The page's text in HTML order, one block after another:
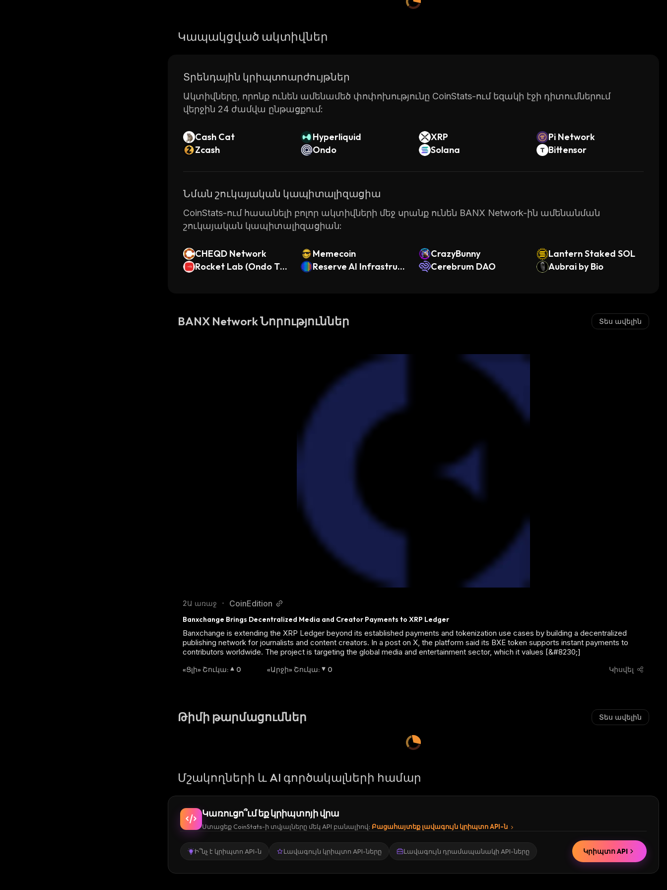
Կապակցված ակտիվներ
Տրենդային կրիպտոարժույթներ
Ակտիվները, որոնք ունեն ամենամեծ փոփոխությունը CoinStats-ում եզակի էջի դիտումներում
վերջին 24 ժամվա ընթացքում:
Cash Cat Hyperliquid XRP
Pi Network
Zcash
Ondo Solana Bittensor
Նման շուկայական կապիտալիզացիա
CoinStats-ում հասանելի բոլոր ակտիվների մեջ սրանք ունեն BANX Network-ին ամենանման
շուկայական կապիտալիզացիան:
CHEQD Network Memecoin CrazyBunny
Lantern Staked SOL
Rocket Lab (Ondo Tok
Reserve AI Infrastruct
Cerebrum DAO Aubrai by Bio
BANX Network Նորություններ Տես ավելին
2Ա առաջ • CoinEdition
Banxchange Brings Decentralized Media and Creator Payments to XRP Ledger
Banxchange is extending the XRP Ledger beyond its established payments and tokenization use cases by building a decentralized
publishing network for journalists and content creators. In a post on X, the platform said its BXE token supports instant payments to
contributors worldwide. The project is targeting the global media and entertainment sector, which it values [&#8230;]
«Ցլի» Շուկա: 0 «Արջի» Շուկա: 0 Կիսվել
Թիմի թարմացումներ Տես ավելին
Մշակողների և AI գործակալների համար
Կառուցո՞ւմ եք կրիպտոյի վրա
Ստացեք CoinStats-ի տվյալները մեկ API բանալիով։ Բացահայտեք լավագույն կրիպտո API-ն
Ի՞նչ է կրիպտո API-ն Լավագույն կրիպտո API-ները Լավագույն դրամապանակի API-ները Կրիպտո API